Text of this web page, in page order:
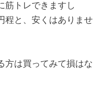
筋トレできますし
程と、安くはありませ
方は買ってみて損はな